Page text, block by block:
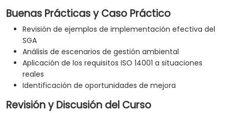
Buenas Prácticas y Caso Práctico
Revisión de ejemplos de implementación efectiva del
SGA
Análisis de escenarios de gestión ambiental
Aplicación de los requisitos ISO 14001 a situaciones
reales
Identificación de oportunidades de mejora
Revisión y Discusión del Curso